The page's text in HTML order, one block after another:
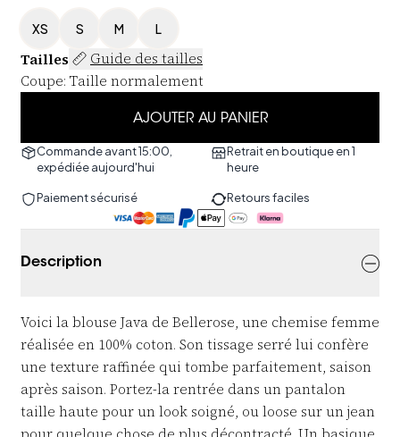
XS S M L
Tailles
Guide des tailles
Coupe: Taille normalement
AJOUTER AU PANIER
Commande avant 15:00,
expédiée aujourd'hui
Retrait en boutique en 1
heure
Paiement sécurisé Retours faciles
Description
Voici la blouse Java de Bellerose, une chemise femme
réalisée en 100% coton. Son tissage serré lui confère
une texture raffinée qui tombe parfaitement, saison
après saison. Portez-la rentrée dans un pantalon
taille haute pour un look soigné, ou loose sur un jean